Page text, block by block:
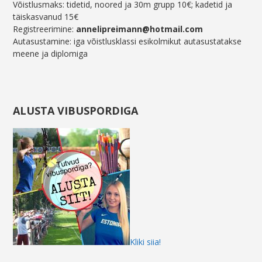
Võistlusmaks: tidetid, noored ja 30m grupp 10€; kadetid ja
täiskasvanud 15€
Registreerimine: annelipreimann@hotmail.com
Autasustamine: iga võistlusklassi esikolmikut autasustatakse
meene ja diplomiga
ALUSTA VIBUSPORDIGA
Kliki siia!